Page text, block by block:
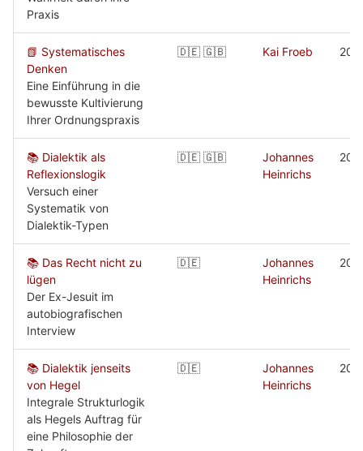
Praxis
📗 Systematisches
Denken
Eine Einführung in die
bewusste Kultivierung
Ihrer Ordnungspraxis
🇩🇪 🇬🇧 Kai Froeb
📚 Dialektik als
Reflexionslogik
Versuch einer
Systematik von
Dialektik-Typen
🇩🇪 🇬🇧
Johannes
Heinrichs
📚 Das Recht nicht zu
lügen
Der Ex-Jesuit im
autobiografischen
Interview
🇩🇪
Johannes
Heinrichs
📚 Dialektik jenseits
von Hegel
Integrale Strukturlogik
als Hegels Auftrag für
eine Philosophie der
🇩🇪
Johannes
Heinrichs